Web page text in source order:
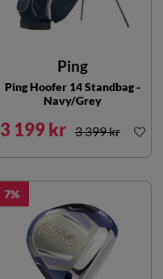
Ping
Ping Hoofer 14 Standbag -
Navy/Grey
3 199 kr 3 399 kr
7